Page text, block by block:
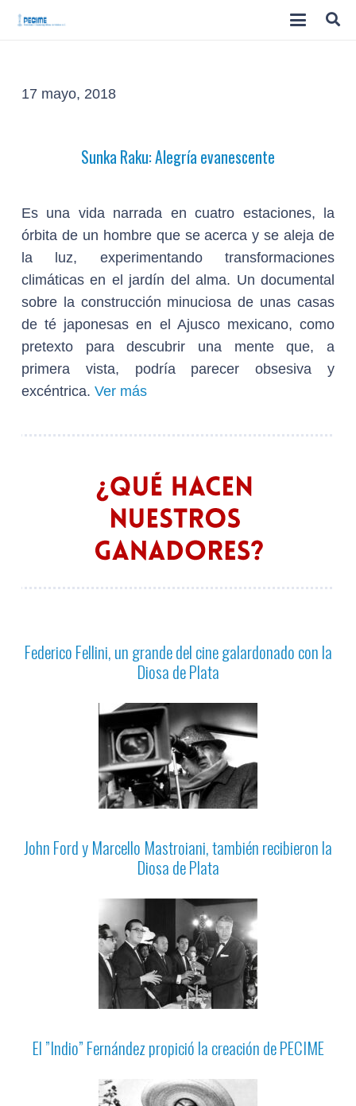
17 mayo, 2018
Sunka Raku: Alegría evanescente
Es una vida narrada en cuatro estaciones, la
órbita de un hombre que se acerca y se aleja de
la luz, experimentando transformaciones
climáticas en el jardín del alma. Un documental
sobre la construcción minuciosa de unas casas
de té japonesas en el Ajusco mexicano, como
pretexto para descubrir una mente que, a
primera vista, podría parecer obsesiva y
excéntrica. Ver más
Federico Fellini, un grande del cine galardonado con la
Diosa de Plata
John Ford y Marcello Mastroiani, también recibieron la
Diosa de Plata
El ”Indio” Fernández propició la creación de PECIME